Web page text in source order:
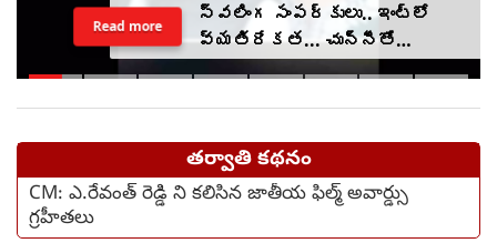
స్వలింగ సంపర్కులు.. ఇంట్లో
వ్యతిరేకత... చున్నీతో
ఉరేసుకుని ఆత్మహత్య
Read more
తర్వాతి కథనం
CM: ఎ.రేవంత్ రెడ్డి ని కలిసిన జాతీయ ఫిల్మ్ అవార్డ్సు
గ్ర‌హీత‌లు